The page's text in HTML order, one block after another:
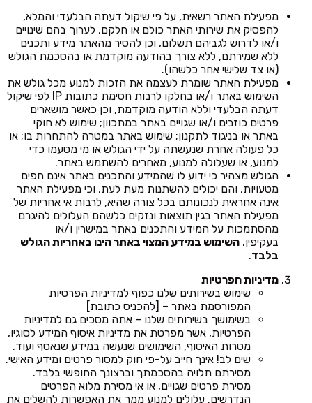
מפעילת האתר רשאית, על פי שיקול דעתה הבלעדי והמלא,
להפסיק את שירותי האתר כולם או חלקם, לערוך בהם שינויים
ו/או לדרוש לגביהם תשלום, וכן להסיר מהאתר מידע ותכנים
ללא שמירתם, ללא צורך בהודעה מוקדמת או בהסכמת הגולש
(או צד שלישי אחר כלשהו).
מפעילת האתר שומרת לעצמה את הזכות למנוע מכל גולש את
השימוש באתר ו/או בחלקו לרבות חסימת כתובות IP לפי שיקול
דעתה הבלעדי וללא הודעה מוקדמת, וכן כאשר מושארים
פרטים כוזבים ו/או שגויים באתר במתכוון; שימוש לא חוקי
באתר או בניגוד לתקנון; שימוש באתר במטרה להתחרות בו; או
כל פעולה אחרת שנעשתה על ידי הגולש או מי מטעמו כדי
למנוע, או שעלולה למנוע, מאחרים להשתמש באתר.
הגולש מצהיר כי ידוע לו שהמידע והתכנים באתר אינם חפים
מטעויות, והם יכולים להשתנות מעת לעת, וכי מפעילת האתר
אינה אחראית לנכונותם בכל צורה שהיא, לרבות אי אחריות של
מפעילת האתר בגין תוצאות ונזקים כלשהם העלולים להיגרם
מהסתמכות על המידע והתכנים באתר במישרין ו/או
בעקיפין. השימוש במידע המצוי באתר הינו באחריות הגולש
בלבד.
מדיניות הפרטיות
שימוש בשירותים שלנו כפוף למדיניות הפרטיות
המפורסמת באתר – [להכניס כתובת]
בשימושך בשירותים שלנו – אתה מסכים גם למדיניות
הפרטיות, אשר מפרטת את מדיניות איסוף המידע לסוגיו,
מטרות האיסוף, השימושים שנעשה במידע שנאסף ועוד.
שים לב! אינך חייב על-פי חוק למסור פרטים ומידע האישי.
מסירתם תלויה בהסכמתך וברצונך החופשי בלבד.
מסירת פרטים שגויים, או אי מסירת מלוא הפרטים
הנדרשים, עלולים למנוע ממך את האפשרות להשלים את